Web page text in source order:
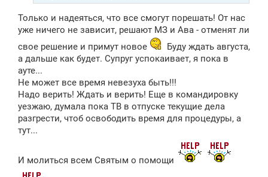
е
Только и надеяться, что все смогут порешать! От нас
уже ничего не зависит, решают МЗ и Ава - отменят ли
свое решение и примут новое
Буду ждать августа,
а дальше как будет. Супруг успокаивает, я пока в
ауте...
Не может все время невезуха быть!!!
Надо верить! Ждать и верить! Еще в командировку
уезжаю, думала пока ТВ в отпуске текущие дела
разгрести, чтоб освободить время для процедуры, а
тут...
И молиться всем Святым о помощи